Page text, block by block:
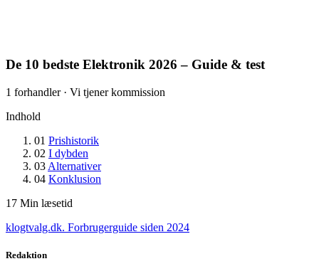
De 10 bedste Elektronik 2026 – Guide & test
1 forhandler · Vi tjener kommission
Indhold
01 Prishistorik
02 I dybden
03 Alternativer
04 Konklusion
17 Min læsetid
klogtvalg.dk. Forbrugerguide siden 2024
Redaktion